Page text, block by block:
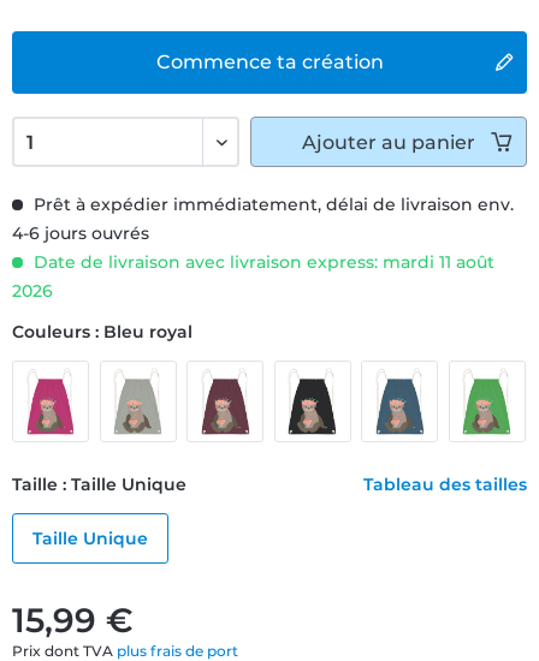
Commence ta création
15,99 €
Prix dont TVA plus frais de port
Prêt à expédier immédiatement, délai de livraison env.
4-6 jours ouvrés
Date de livraison avec livraison express: mardi 11 août
2026
Couleurs : Bleu royal
Taille : Taille Unique Tableau des tailles
Taille Unique
Ajouter au panier